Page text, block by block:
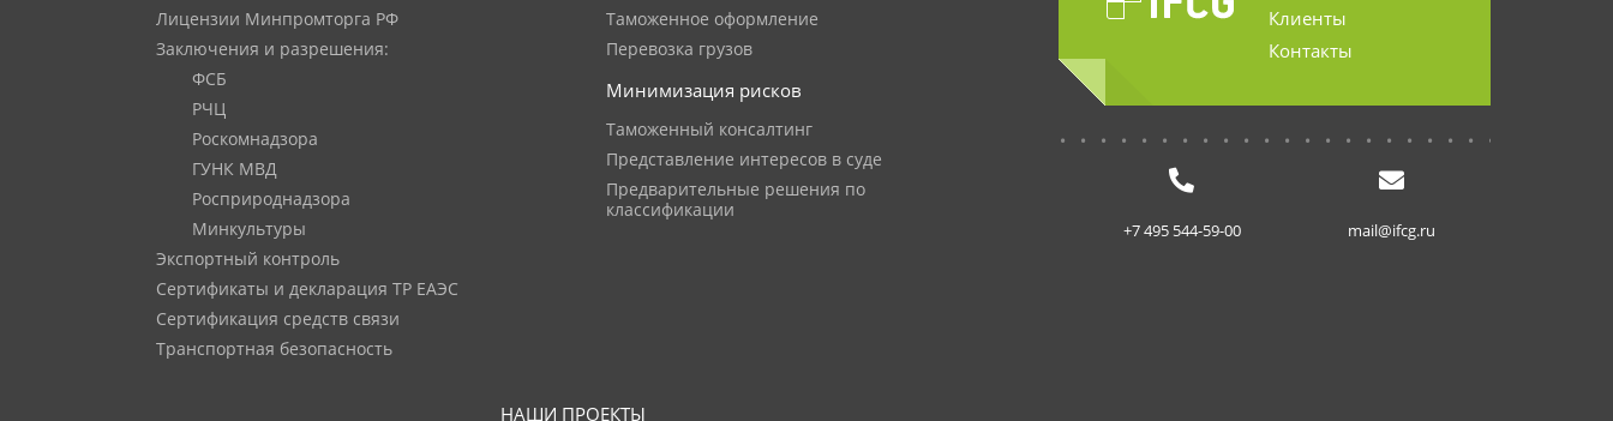
Лицензии Минпромторга РФ
Заключения и разрешения:
ФСБ
РЧЦ
Роскомнадзора
ГУНК МВД
Росприроднадзора
Минкультуры
Экспортный контроль
Сертификаты и декларация ТР ЕАЭС
Сертификация средств связи
Транспортная безопасность
Таможенное оформление
Перевозка грузов
Минимизация рисков
Таможенный консалтинг
Представление интересов в суде
Предварительные решения по
классификации
НАШИ ПРОЕКТЫ
Клиенты
Контакты
+7 495 544-59-00 mail@ifcg.ru